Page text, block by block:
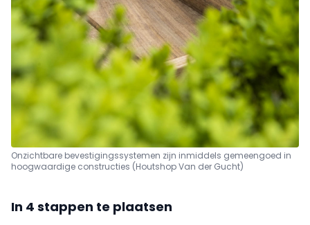
Onzichtbare bevestigingssystemen zijn inmiddels gemeengoed in
hoogwaardige constructies (Houtshop Van der Gucht)
In 4 stappen te plaatsen